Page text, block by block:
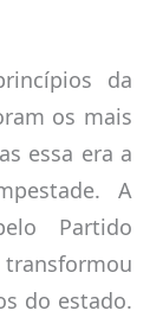
da
os mais
essa era a
A
Partido
do estado.